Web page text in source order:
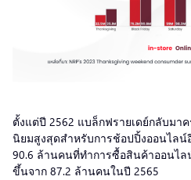
ตั้งแต่ปี 2562 แบล็กฟรายเดย์กลับมา
นิยมสูงสุดสำหรับการช้อปปิ้งออนไล
90.6 ล้านคนที่ทำการซื้อสินค้าออนไล
ขึ้นจาก 87.2 ล้านคนในปี 2565